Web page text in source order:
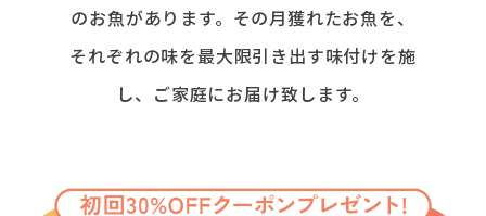
のお魚があります。その月獲れたお魚を、
それぞれの味を最大限引き出す味付けを施
し、ご家庭にお届け致します。